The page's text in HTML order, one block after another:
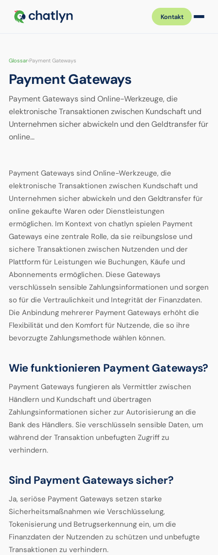
Kontakt
Glossar›Payment Gateways
Payment Gateways
Payment Gateways sind Online-Werkzeuge, die
elektronische Transaktionen zwischen Kundschaft und
Unternehmen sicher abwickeln und den Geldtransfer für
online…
Payment Gateways sind Online-Werkzeuge, die
elektronische Transaktionen zwischen Kundschaft und
Unternehmen sicher abwickeln und den Geldtransfer für
online gekaufte Waren oder Dienstleistungen
ermöglichen. Im Kontext von chatlyn spielen Payment
Gateways eine zentrale Rolle, da sie reibungslose und
sichere Transaktionen zwischen Nutzenden und der
Plattform für Leistungen wie Buchungen, Käufe und
Abonnements ermöglichen. Diese Gateways
verschlüsseln sensible Zahlungsinformationen und sorgen
so für die Vertraulichkeit und Integrität der Finanzdaten.
Die Anbindung mehrerer Payment Gateways erhöht die
Flexibilität und den Komfort für Nutzende, die so ihre
bevorzugte Zahlungsmethode wählen können.
Wie funktionieren Payment Gateways?
Payment Gateways fungieren als Vermittler zwischen
Händlern und Kundschaft und übertragen
Zahlungsinformationen sicher zur Autorisierung an die
Bank des Händlers. Sie verschlüsseln sensible Daten, um
während der Transaktion unbefugten Zugriff zu
verhindern.
Sind Payment Gateways sicher?
Ja, seriöse Payment Gateways setzen starke
Sicherheitsmaßnahmen wie Verschlüsselung,
Tokenisierung und Betrugserkennung ein, um die
Finanzdaten der Nutzenden zu schützen und unbefugte
Transaktionen zu verhindern.